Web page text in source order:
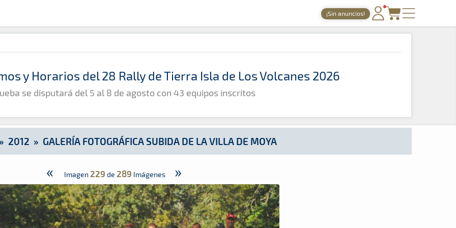
¡Sin anuncios!
PORTADA
TIEMPOS ONLINE
GALERÍAS
ARCHIVO
la Villa de Moya
y Horarios del 28 Rally de Tierra Isla de Los Volcanes 2026
se disputará del 5 al 8 de agosto con 43 equipos inscritos
» 2012 » GALERÍA FOTOGRÁFICA SUBIDA DE LA VILLA DE MOYA
« Imagen 229 de 289 Imágenes »